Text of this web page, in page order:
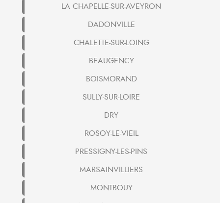
LA CHAPELLE-SUR-AVEYRON
DADONVILLE
CHALETTE-SUR-LOING
BEAUGENCY
BOISMORAND
SULLY-SUR-LOIRE
DRY
ROSOY-LE-VIEIL
PRESSIGNY-LES-PINS
MARSAINVILLIERS
MONTBOUY